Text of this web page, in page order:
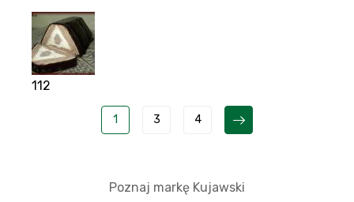
112
1 3 4
Poznaj markę Kujawski